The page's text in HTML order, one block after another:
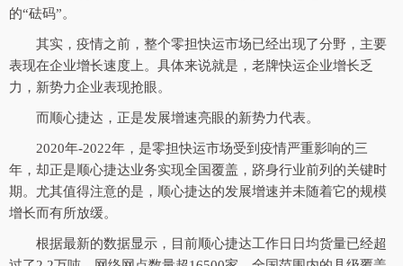
的“砝码”。
其实，疫情之前，整个零担快运市场已经出现了分野，主要
表现在企业增长速度上。具体来说就是，老牌快运企业增长乏
力，新势力企业表现抢眼。
而顺心捷达，正是发展增速亮眼的新势力代表。
2020年-2022年，是零担快运市场受到疫情严重影响的三
年，却正是顺心捷达业务实现全国覆盖，跻身行业前列的关键时
期。尤其值得注意的是，顺心捷达的发展增速并未随着它的规模
增长而有所放缓。
根据最新的数据显示，目前顺心捷达工作日日均货量已经超